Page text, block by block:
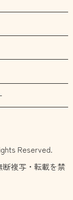
Reserved.
断複写・転載を禁